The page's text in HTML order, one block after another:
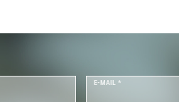
E-MAIL *